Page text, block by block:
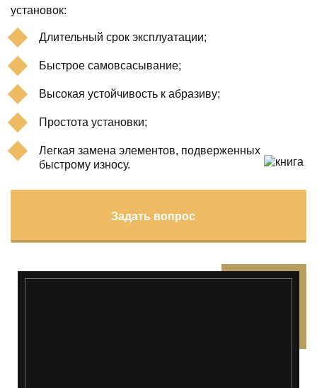
установок:
Длительный срок эксплуатации;
Быстрое самовсасывание;
Высокая устойчивость к абразиву;
Простота установки;
Легкая замена элементов, подверженных
быстрому износу.
Задать вопрос